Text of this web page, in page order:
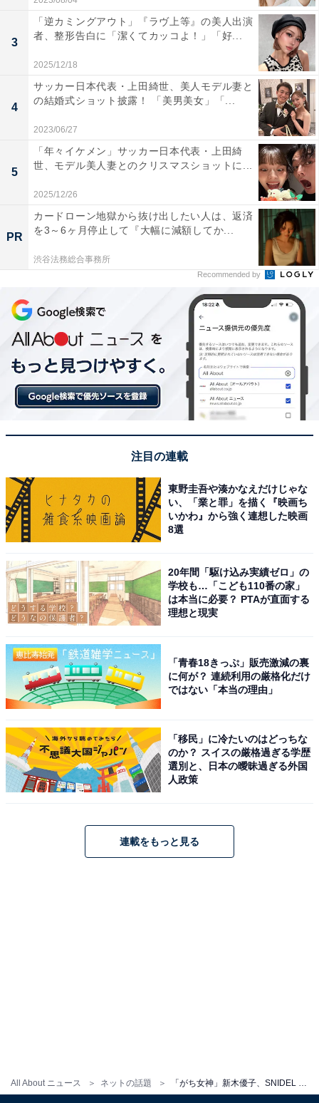
All About ニュース ネットの話題
3
「逆カミングアウト」『ラヴ上等』の美人出演
者、整形告白に「潔くてカッコよ！」「好...
2025/12/18
4
サッカー日本代表・上田綺世、美人モデル妻と
の結婚式ショット披露！ 「美男美女」「...
2023/06/27
5
「年々イケメン」サッカー日本代表・上田綺
世、モデル美人妻とのクリスマスショットに...
2025/12/26
PR
カードローン地獄から抜け出したい人は、返済
を3～6ヶ月停止して『大幅に減額してか...
渋谷法務総合事務所
Recommended by
注目の連載
東野圭吾や湊かなえだけじゃな
い、「業と罪」を描く『映画ち
いかわ』から強く連想した映画
8選
20年間「駆け込み実績ゼロ」の
学校も…「こども110番の家」
は本当に必要？ PTAが直面する
理想と現実
「青春18きっぷ」販売激減の裏
に何が？ 連続利用の厳格化だけ
ではない「本当の理由」
「移民」に冷たいのはどっちな
のか？ スイスの厳格過ぎる学歴
選別と、日本の曖昧過ぎる外国
人政策
連載をもっと見る